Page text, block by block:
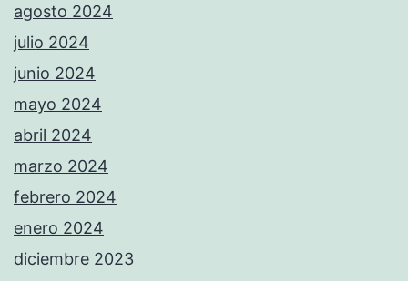
agosto 2024
julio 2024
junio 2024
mayo 2024
abril 2024
marzo 2024
febrero 2024
enero 2024
diciembre 2023